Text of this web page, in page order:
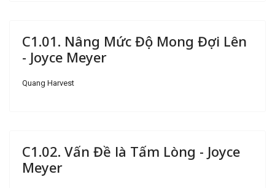
C1.01. Nâng Mức Độ Mong Đợi Lên
- Joyce Meyer
Quang Harvest
C1.02. Vấn Đề là Tấm Lòng - Joyce
Meyer